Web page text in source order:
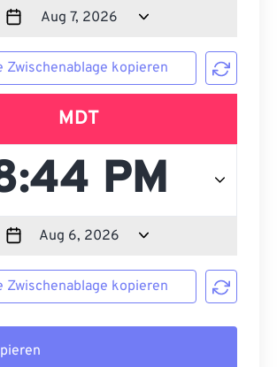
Zwischenablage kopieren
MDT
Zwischenablage kopieren